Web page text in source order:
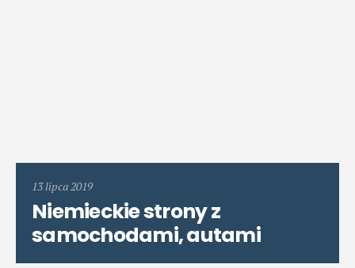
13 lipca 2019
Niemieckie strony z
samochodami, autami